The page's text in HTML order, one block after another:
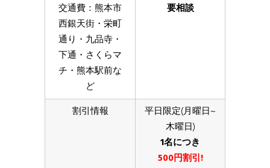
交通費：熊本市
西銀天街・栄町
通り・九品寺・
下通・さくらマ
チ・熊本駅前な
ど
要相談
割引情報
平日限定(月曜日~
木曜日)
1名につき
500円割引!